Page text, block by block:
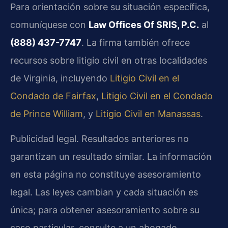
Para orientación sobre su situación específica,
comuníquese con Law Offices Of SRIS, P.C. al
(888) 437-7747. La firma también ofrece
recursos sobre litigio civil en otras localidades
de Virginia, incluyendo Litigio Civil en el
Condado de Fairfax, Litigio Civil en el Condado
de Prince William, y Litigio Civil en Manassas.
Publicidad legal. Resultados anteriores no
garantizan un resultado similar. La información
en esta página no constituye asesoramiento
legal. Las leyes cambian y cada situación es
única; para obtener asesoramiento sobre su